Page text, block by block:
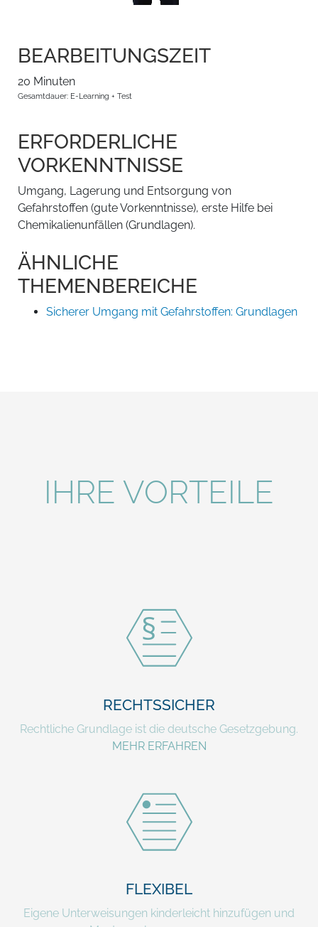
BEARBEITUNGSZEIT
20 Minuten
Gesamtdauer: E-Learning + Test
ERFORDERLICHE
VORKENNTNISSE
Umgang, Lagerung und Entsorgung von
Gefahrstoffen (gute Vorkenntnisse), erste Hilfe bei
Chemikalienunfällen (Grundlagen).
ÄHNLICHE
THEMENBEREICHE
Sicherer Umgang mit Gefahrstoffen: Grundlagen
IHRE VORTEILE
RECHTSSICHER
Rechtliche Grundlage ist die deutsche Gesetzgebung.
MEHR ERFAHREN
FLEXIBEL
Eigene Unterweisungen kinderleicht hinzufügen und